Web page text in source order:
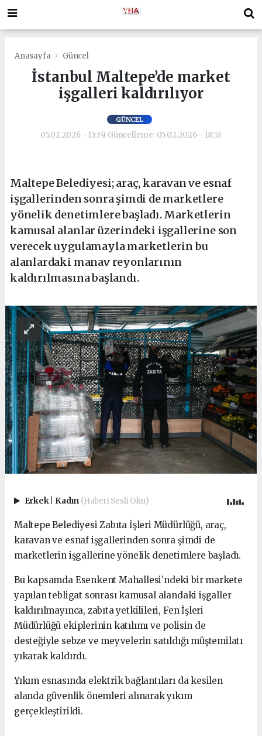
Anasayfa Güncel
İstanbul Maltepe’de market
işgalleri kaldırılıyor
GÜNCEL
05.02.2026 - 15:39, Güncelleme: 05.02.2026 - 18:53
Maltepe Belediyesi; araç, karavan ve esnaf
işgallerinden sonra şimdi de marketlere
yönelik denetimlere başladı. Marketlerin
kamusal alanlar üzerindeki işgallerine son
verecek uygulamayla marketlerin bu
alanlardaki manav reyonlarının
kaldırılmasına başlandı.
Erkek Kadın (Haberi Sesli Oku)
Maltepe Belediyesi Zabıta İşleri Müdürlüğü, araç,
karavan ve esnaf işgallerinden sonra şimdi de
marketlerin işgallerine yönelik denetimlere başladı.
Bu kapsamda Esenkent Mahallesi’ndeki bir markete
yapılan tebligat sonrası kamusal alandaki işgaller
kaldırılmayınca, zabıta yetkilileri, Fen İşleri
Müdürlüğü ekiplerinin katılımı ve polisin de
desteğiyle sebze ve meyvelerin satıldığı müştemilatı
yıkarak kaldırdı.
Yıkım esnasında elektrik bağlantıları da kesilen
alanda güvenlik önemleri alınarak yıkım
gerçekleştirildi.